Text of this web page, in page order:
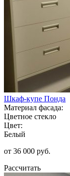
Шкаф-купе Понда
Материал фасада:
Цветное стекло
Цвет:
Белый
от 36 000 руб.
Рассчитать